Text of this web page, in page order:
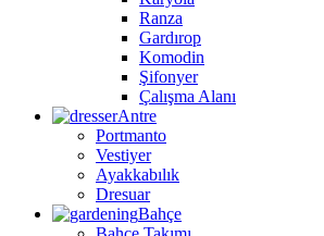
Ranza
Gardırop
Komodin
Şifonyer
Çalışma Alanı
Antre
Portmanto
Vestiyer
Ayakkabılık
Dresuar
Bahçe